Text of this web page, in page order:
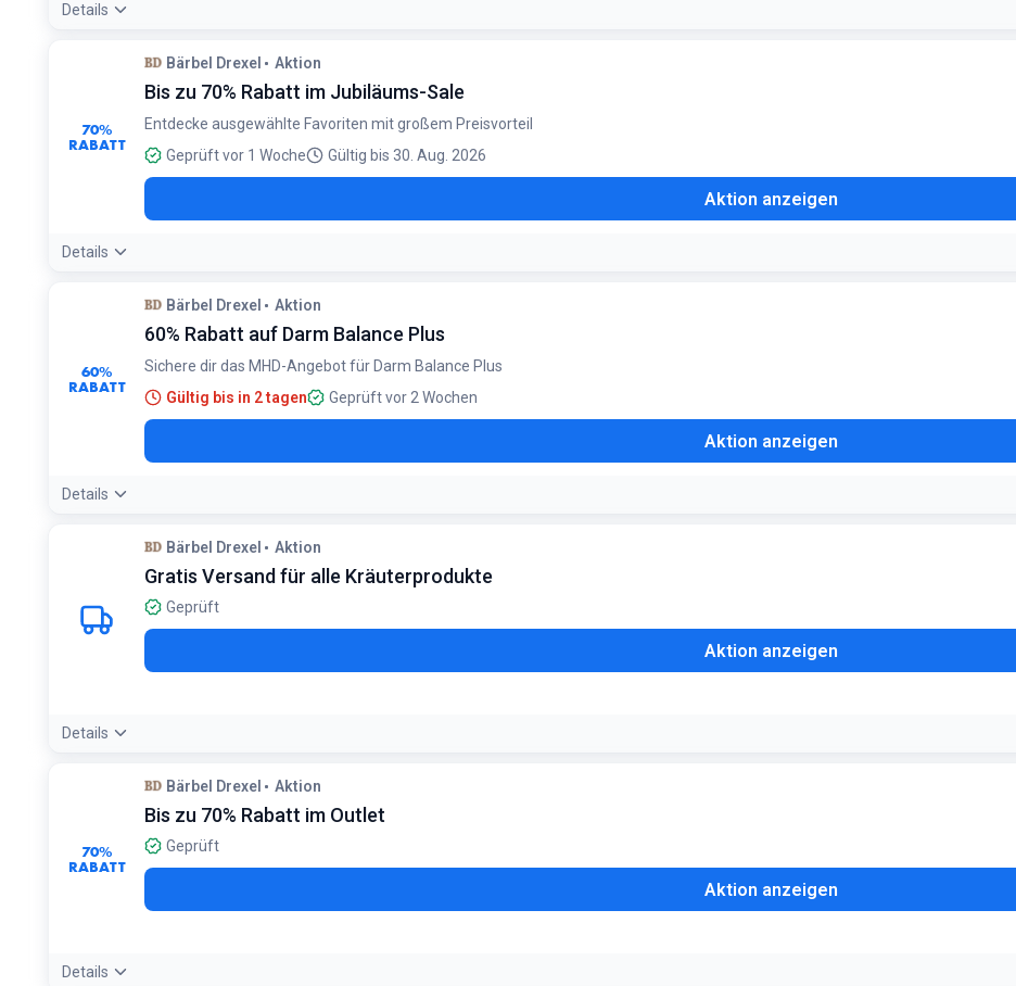
Details
70%
RABATT
Bärbel Drexel Aktion
Bis zu 70% Rabatt im Jubiläums-Sale
Entdecke ausgewählte Favoriten mit großem Preisvorteil
Geprüft vor 1 Woche
Gültig bis 30. Aug. 2026
Aktion anzeigen
Details
60%
RABATT
Bärbel Drexel Aktion
60% Rabatt auf Darm Balance Plus
Sichere dir das MHD-Angebot für Darm Balance Plus
Gültig bis in 2 tagen
Geprüft vor 2 Wochen
Aktion anzeigen
Details
Bärbel Drexel Aktion
Gratis Versand für alle Kräuterprodukte
Geprüft
Aktion anzeigen
Details
Angebotsdetails: Kaufen Sie ein Produkt aus der Kategorie Kräuterauswahl, um die Versandkosten für diesen Teil Ihrer Bestellung zu sparen
Bedingungen:
Gilt für Produkte in der Kategorie Kräuterauswahl
70%
RABATT
Bärbel Drexel Aktion
Bis zu 70% Rabatt im Outlet
Geprüft
Aktion anzeigen
Details